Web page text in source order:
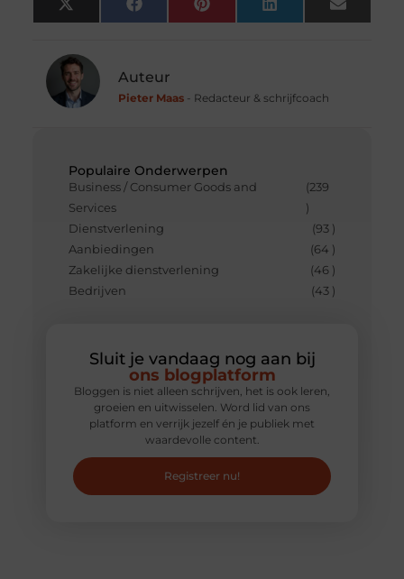
Populaire Onderwerpen
Business / Consumer Goods and
Services
(239
)
Dienstverlening
(93 )
Aanbiedingen
(64 )
Zakelijke dienstverlening
(46 )
Bedrijven
(43 )
Sluit je vandaag nog aan bij
ons blogplatform
Bloggen is niet alleen schrijven, het is ook leren,
groeien en uitwisselen. Word lid van ons
platform en verrijk jezelf én je publiek met
waardevolle content.
Registreer nu!
X
(Twitter)
FacebookPinterest LinkedIn Email
Auteur
Pieter Maas- Redacteur & schrijfcoach